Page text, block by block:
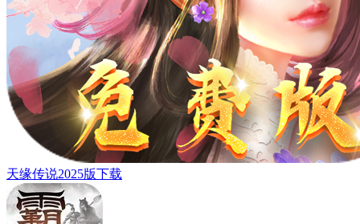
天缘传说2025版下载